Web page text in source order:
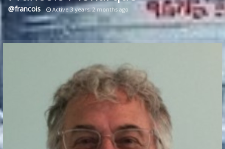
Groups
Centrale Cosmique
Communication Point
The Yacht Club
@francois Active 3 years, 2 months ago